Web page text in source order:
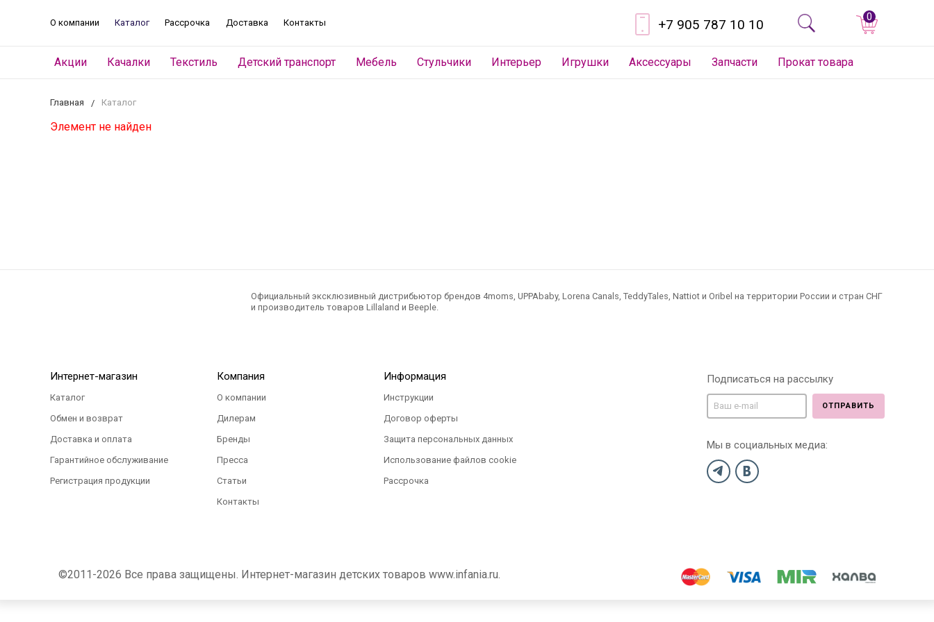
О компании Каталог Рассрочка Доставка Контакты +7 905 787 10 10 0
Акции Качалки Текстиль Детский транспорт Мебель Стульчики Интерьер Игрушки Аксессуары Запчасти Прокат товара
Главная Каталог
Элемент не найден
Официальный эксклюзивный дистрибьютор брендов 4moms, UPPAbaby, Lorena Canals, TeddyTales, Nattiot и Oribel на территории России и стран СНГ
и производитель товаров Lillaland и Beeple.
Интернет-магазин
Каталог
Обмен и возврат
Доставка и оплата
Гарантийное обслуживание
Регистрация продукции
Компания
О компании
Дилерам
Бренды
Пресса
Статьи
Контакты
Информация
Инструкции
Договор оферты
Защита персональных данных
Использование файлов cookie
Рассрочка
Подписаться на рассылку
ОТПРАВИТЬ
Мы в социальных медиа:
©2011-2026 Все права защищены. Интернет-магазин детских товаров www.infania.ru.